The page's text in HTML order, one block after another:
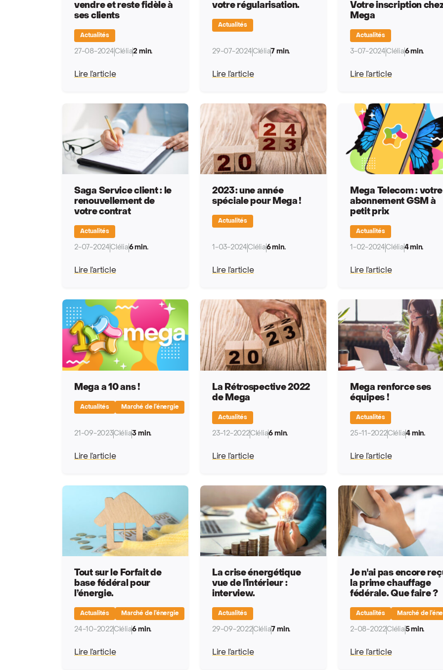
vendre et reste fidèle à
ses clients
Actualités
27-08-2024Clélia2 min.
Lire l’article
votre régularisation.
Actualités
29-07-2024Clélia7 min.
Lire l’article
Votre inscription
Mega
Actualités
3-07-2024Clélia6 min.
Lire l’article
Saga Service client : le
renouvellement de
votre contrat
Actualités
2-07-2024Clélia6 min.
Lire l’article
2023 : une année
spéciale pour Mega !
Actualités
1-03-2024Clélia6 min.
Lire l’article
Mega Telecom : votre
abonnement GSM à
petit prix
Actualités
1-02-2024Clélia4 min.
Lire l’article
Mega a 10 ans !
Actualités Marché de l’énergie
21-09-2023Clélia3 min.
Lire l’article
La Rétrospective 2022
de Mega
Actualités
23-12-2022Clélia6 min.
Lire l’article
Mega renforce ses
équipes !
Actualités
25-11-2022Clélia4 min.
Lire l’article
Tout sur le Forfait de
base fédéral pour
l’énergie.
Actualités Marché de l’énergie
24-10-2022Clélia6 min.
Lire l’article
La crise énergétique
vue de l'intérieur :
interview.
Actualités
29-09-2022Clélia7 min.
Lire l’article
Je n'ai pas encore
la prime chauffage
fédérale. Que faire ?
Actualités Marché de
2-08-2022Clélia5 min.
Lire l’article